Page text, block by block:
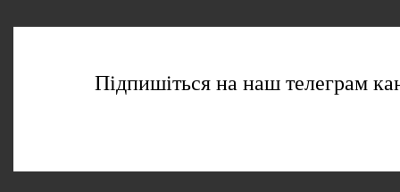
Підпишіться на наш телеграм